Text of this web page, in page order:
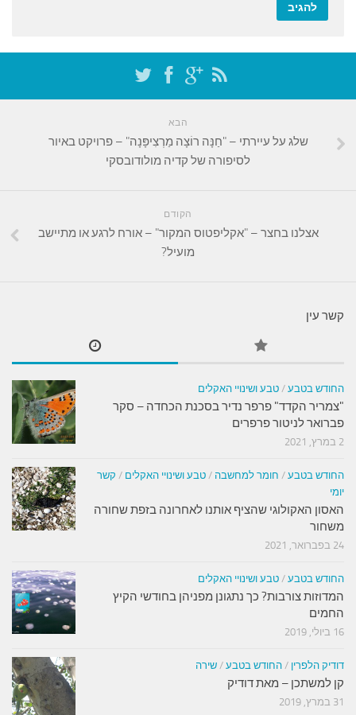
הבא
שלג על עיירתי – "חַנָּה רוֹצָה מַרְצִיפָּנָה" – פרויקט באיור
לסיפורה של קדיה מולודובסקי
הקודם
אצלנו בחצר – "אקליפטוס המקור" – אורח לרגע או מתיישב
מועיל?
קשר עין
החודש בטבע / טבע ושינויי האקלים
"צמריר הקדד" פרפר נדיר בסכנת הכחדה – סקר
פברואר לניטור פרפרים
2 במרץ, 2021
החודש בטבע / חומר למחשבה / טבע ושינויי האקלים / קשר
יומי
האסון האקולוגי שהציף אותנו לאחרונה בזפת שחורה
משחור
24 בפברואר, 2021
החודש בטבע / טבע ושינויי האקלים
המדוזות צורבות? כך נתגונן מפניהן בחודשי הקיץ
החמים
16 ביולי, 2019
דודיק הלפרין / החודש בטבע / שירה
קן למשתכן – מאת דודיק
31 במרץ, 2019